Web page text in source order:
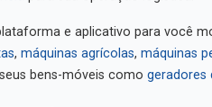
e aplicativo para você
máquinas agrícolas máquinas
bens-móveis como geradores